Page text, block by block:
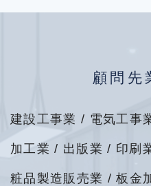
顧問先
建設工事業 / 電気工事
加工業 / 出版業 / 印刷
粧品製造販売業 / 板金